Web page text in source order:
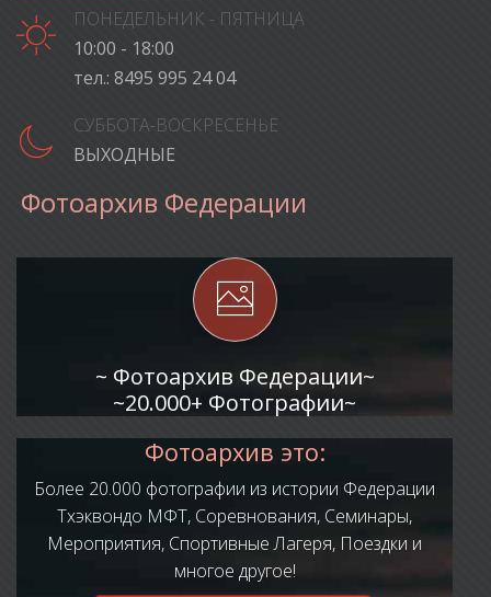
ПОНЕДЕЛЬНИК - ПЯТНИЦА
10:00 - 18:00
тел.: 8495 995 24 04
СУББОТА-ВОСКРЕСЕНЬЕ
ВЫХОДНЫЕ
Фотоархив Федерации
~ Фотоархив Федерации~
~20.000+ Фотографии~
Фотоархив это:
Более 20.000 фотографии из истории Федерации
Тхэквондо МФТ, Соревнования, Семинары,
Мероприятия, Спортивные Лагеря, Поездки и
многое другое!